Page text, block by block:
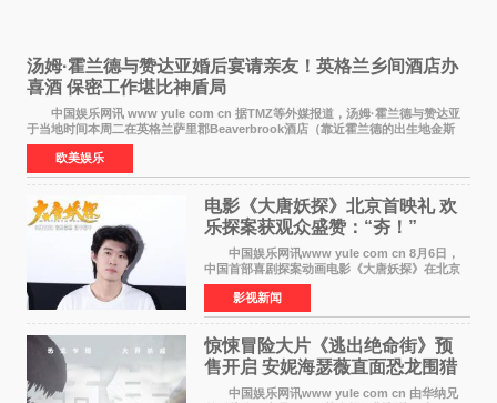
汤姆·霍兰德与赞达亚婚后宴请亲友！英格兰乡间酒店办
喜酒 保密工作堪比神盾局
中国娱乐网讯 www yule com cn 据TMZ等外媒报道，汤姆·霍兰德与赞达亚
于当地时间本周二在英格兰萨里郡Beaverbrook酒店（靠近霍兰德的出生地金斯
顿）举办婚宴，邀请家人与朋友们喝喜酒，庆祝
欧美娱乐
电影《大唐妖探》北京首映礼 欢
乐探案获观众盛赞：“夯！”
中国娱乐网讯www yule com cn 8月6日，
中国首部喜剧探案动画电影《大唐妖探》在北京
举办电影首映礼。导演程腾、联合导演黄珉、总
制片人曹紫建、制片人李莹莹，配音导演张喆，
对白指导程寅，领
影视新闻
惊悚冒险大片《逃出绝命街》预
售开启 安妮海瑟薇直面恐龙围猎
中国娱乐网讯www yule com cn 由华纳兄